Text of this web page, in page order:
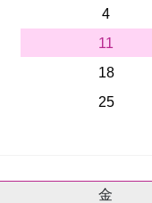
4
11
18
25
金